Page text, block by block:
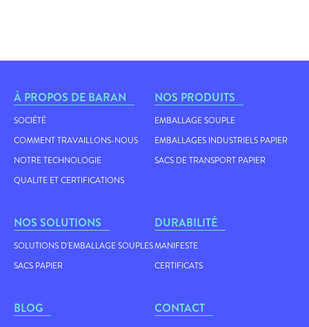
À PROPOS DE BARAN
SOCIÉTÉ
COMMENT TRAVAILLONS-NOUS
NOTRE TECHNOLOGIE
QUALITE ET CERTIFICATIONS
NOS PRODUITS
EMBALLAGE SOUPLE
EMBALLAGES INDUSTRIELS PAPIER
SACS DE TRANSPORT PAPIER
NOS SOLUTIONS
SOLUTIONS D'EMBALLAGE SOUPLES
SACS PAPIER
DURABILITÉ
MANIFESTE
CERTIFICATS
BLOG CONTACT